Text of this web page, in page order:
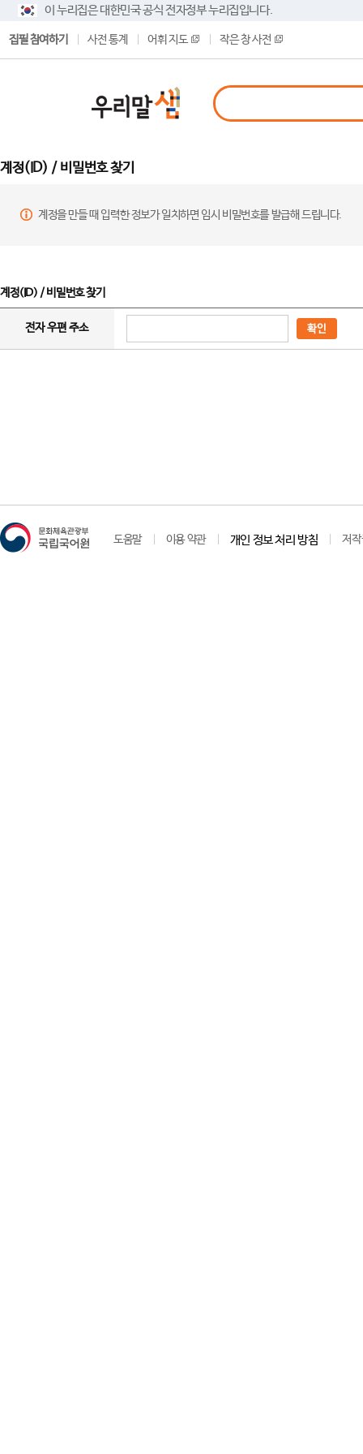
이 누리집은 대한민국 공식 전자정부 누리집입니다.
집필 참여하기 사전 통계 어휘 지도 작은 창 사전
계정(ID) / 비밀번호 찾기
계정을 만들 때 입력한 정보가 일치하면 임시 비밀번호를 발급해 드립니다.
계정(ID) / 비밀번호 찾기
전자 우편 주소 확인
도움말 이용 약관 개인 정보 처리 방침 저